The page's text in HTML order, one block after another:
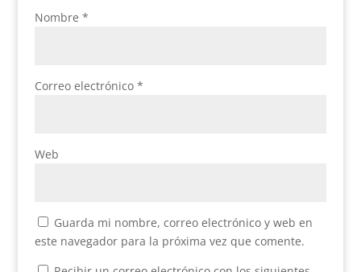
Nombre *
Correo electrónico *
Web
Guarda mi nombre, correo electrónico y web en
este navegador para la próxima vez que comente.